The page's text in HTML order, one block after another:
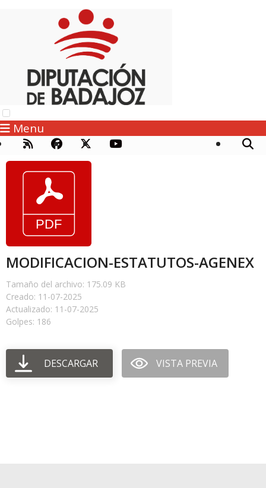
Menu
MODIFICACION-ESTATUTOS-AGENEX
Tamaño del archivo: 175.09 KB
Creado: 11-07-2025
Actualizado: 11-07-2025
Golpes: 186
DESCARGAR VISTA PREVIA